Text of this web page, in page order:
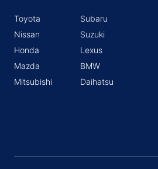
Toyota
Nissan
Honda
Mazda
Mitsubishi
Subaru
Suzuki
Lexus
BMW
Daihatsu